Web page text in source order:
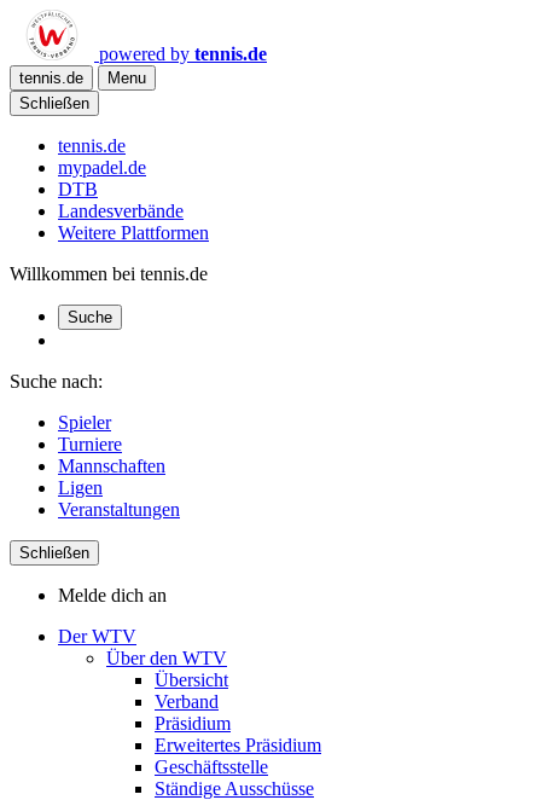
powered by tennis.de
tennis.de
Menu
Schließen
tennis.de
mypadel.de
DTB
Landesverbände
Weitere Plattformen
Willkommen bei tennis.de
Suche
Suche nach:
Spieler
Turniere
Mannschaften
Ligen
Veranstaltungen
Schließen
Melde dich an
Der WTV
Über den WTV
Übersicht
Verband
Präsidium
Erweitertes Präsidium
Geschäftsstelle
Ständige Ausschüsse